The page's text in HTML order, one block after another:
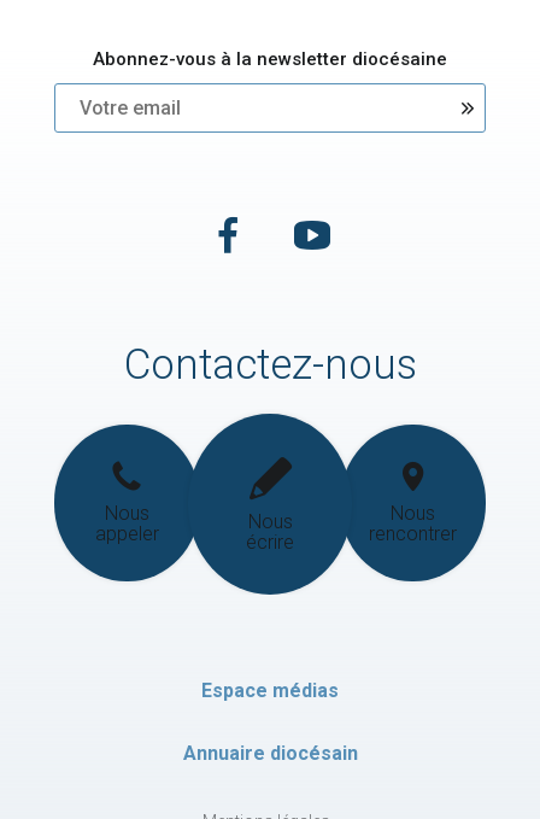
Abonnez-vous à la newsletter diocésaine
Contactez-nous
Nous
appeler
Nous
écrire
Nous
rencontrer
Espace médias
Annuaire diocésain